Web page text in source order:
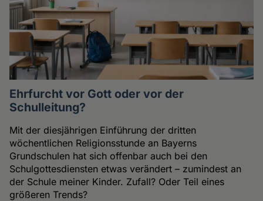
Ehrfurcht vor Gott oder vor der
Schulleitung?
Mit der diesjährigen Einführung der dritten
wöchentlichen Religionsstunde an Bayerns
Grundschulen hat sich offenbar auch bei den
Schulgottesdiensten etwas verändert – zumindest an
der Schule meiner Kinder. Zufall? Oder Teil eines
größeren Trends?